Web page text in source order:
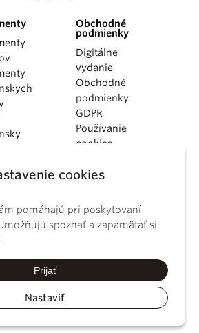
cookies
pomáhajú pri poskytovaní
spoznať a zapamätať si
Prijať
Nastaviť
Obchodné
podmienky
Digitálne
vydanie
Obchodné
podmienky
GDPR
Používanie
cookies